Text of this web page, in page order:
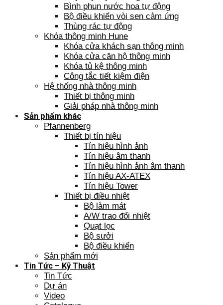
Bình phun nước hoa tự động
Bộ điều khiển vòi sen cảm ứng
Thùng rác tự động
Khóa thông minh Hune
Khóa cửa khách sạn thông minh
Khóa cửa căn hộ thông minh
Khóa tủ kệ thông minh
Công tắc tiết kiệm điện
Hệ thống nhà thông minh
Thiết bị thông minh
Giải pháp nhà thông minh
Sản phẩm khác
Pfannenberg
Thiết bị tín hiệu
Tín hiệu hình ảnh
Tín hiệu âm thanh
Tín hiệu hình ảnh âm thanh
Tín hiệu AX-ATEX
Tín hiệu Tower
Thiết bị điều nhiệt
Bộ làm mát
A/W trao đổi nhiệt
Quạt lọc
Bộ sưởi
Bộ điều khiển
Sản phẩm mới
Tin Tức – Kỹ Thuật
Tin Tức
Dự án
Video